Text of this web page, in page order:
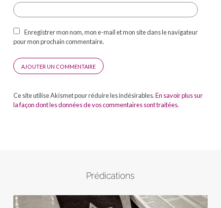
Enregistrer mon nom, mon e-mail et mon site dans le navigateur
pour mon prochain commentaire.
Ce site utilise Akismet pour réduire les indésirables.En savoir plus sur
la façon dont les données de vos commentaires sont traitées.
Prédications